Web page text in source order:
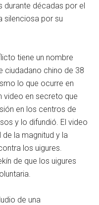
durante décadas por el
silenciosa por su
tiene un nombre
ciudadano chino de 38
lo que ocurre en
video en secreto que
en los centros de
y lo difundió. El video
la magnitud y la
los uigures.
de que los uigures
de una